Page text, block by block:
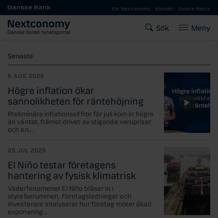
Gå till huvudinnehåll
Om Nextconomy Kontakt Cookie Policy
Sök Meny
Senaste
6 AUG 2026
Högre inflation ökar
sannolikheten för räntehöjning
Preliminära inflationssiffror för juli kom in högre
än väntat, främst drivet av stigande varupriser
och en...
29 JUL 2026
El Niño testar företagens
hantering av fysisk klimatrisk
Väderfenomenet El Niño blåser in i
styrelserummen. Företagsledningar och
investerare analyserar hur företag möter ökad
exponering...